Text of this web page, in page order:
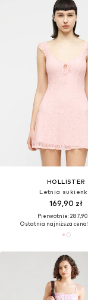
HOLLISTER
Letnia
169,90 zł
Pierwotnie: 287,90
Ostatnia najniższa cena: